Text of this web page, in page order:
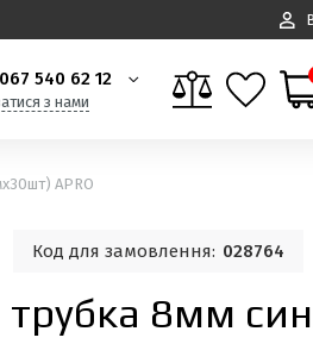
540 62 12
з нами
APRO
Код для замовлення: 028764
8мм